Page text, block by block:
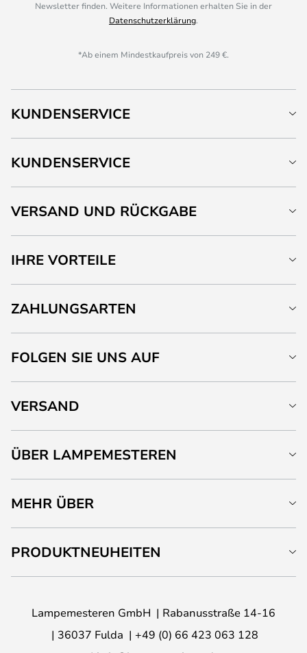
Newsletter finden. Weitere Informationen erhalten Sie in der
Datenschutzerklärung.
*Ab einem Mindestkaufpreis von 249 €.
KUNDENSERVICE
KUNDENSERVICE
VERSAND UND RÜCKGABE
IHRE VORTEILE
ZAHLUNGSARTEN
FOLGEN SIE UNS AUF
VERSAND
ÜBER LAMPEMESTEREN
MEHR ÜBER
PRODUKTNEUHEITEN
Lampemesteren GmbH
Rabanusstraße 14-16
36037 Fulda
+49 (0) 66 423 063 128